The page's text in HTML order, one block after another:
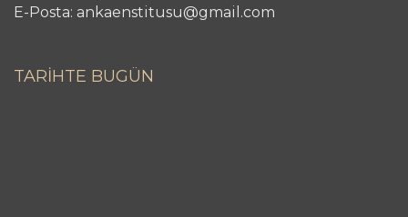
E-Posta: ankaenstitusu@gmail.com
TARİHTE BUGÜN